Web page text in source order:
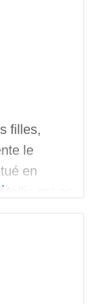
filles,
le
en
est en
les
a une piste